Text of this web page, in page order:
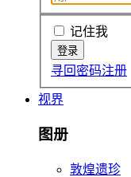
记住我
寻回密码注册
视界
图册
敦煌遗珍